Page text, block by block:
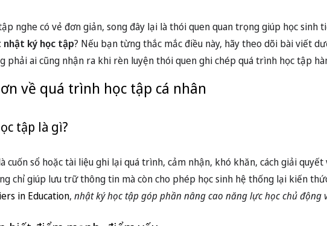
nghe có vẻ đơn giản, song đây lại là thói quen quan trọng giúp học sinh
nhật ký học tập? Nếu bạn từng thắc mắc điều này, hãy theo dõi bài viết
phải ai cũng nhận ra khi rèn luyện thói quen ghi chép quá trình học tập
về quá trình học tập cá nhân
tập là gì?
cuốn sổ hoặc tài liệu ghi lại quá trình, cảm nhận, khó khăn, cách giải
chỉ giúp lưu trữ thông tin mà còn cho phép học sinh hệ thống lại kiến
in Education, nhật ký học tập góp phần nâng cao năng lực học chủ động